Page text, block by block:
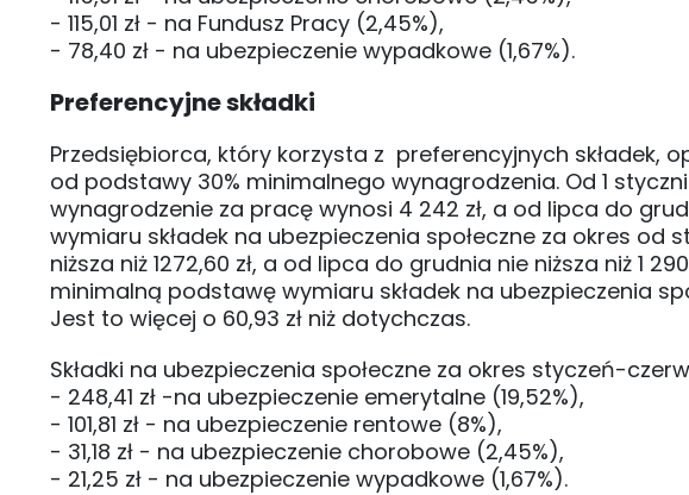
- 115,01 zł - na Fundusz Pracy (2,45%),
- 78,40 zł - na ubezpieczenie wypadkowe (1,67%).
Preferencyjne składki
Przedsiębiorca, który korzysta z preferencyjnych składek,
od podstawy 30% minimalnego wynagrodzenia. Od 1
wynagrodzenie za pracę wynosi 4 242 zł, a od lipca do
wymiaru składek na ubezpieczenia społeczne za okres od
niższa niż 1272,60 zł, a od lipca do grudnia nie niższa niż 1
minimalną podstawę wymiaru składek na ubezpieczenia
Jest to więcej o 60,93 zł niż dotychczas.
Składki na ubezpieczenia społeczne za okres styczeń-
- 248,41 zł -na ubezpieczenie emerytalne (19,52%),
- 101,81 zł - na ubezpieczenie rentowe (8%),
- 31,18 zł - na ubezpieczenie chorobowe (2,45%),
- 21,25 zł - na ubezpieczenie wypadkowe (1,67%).